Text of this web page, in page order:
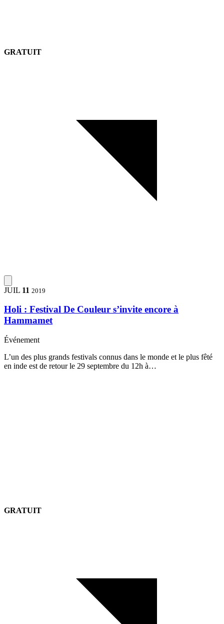
GRATUIT
JUIL 11 2019
Holi : Festival De Couleur s’invite encore à
Hammamet
Événement
L’un des plus grands festivals connus dans le monde et le plus fêté
en inde est de retour le 29 septembre du 12h à…
GRATUIT